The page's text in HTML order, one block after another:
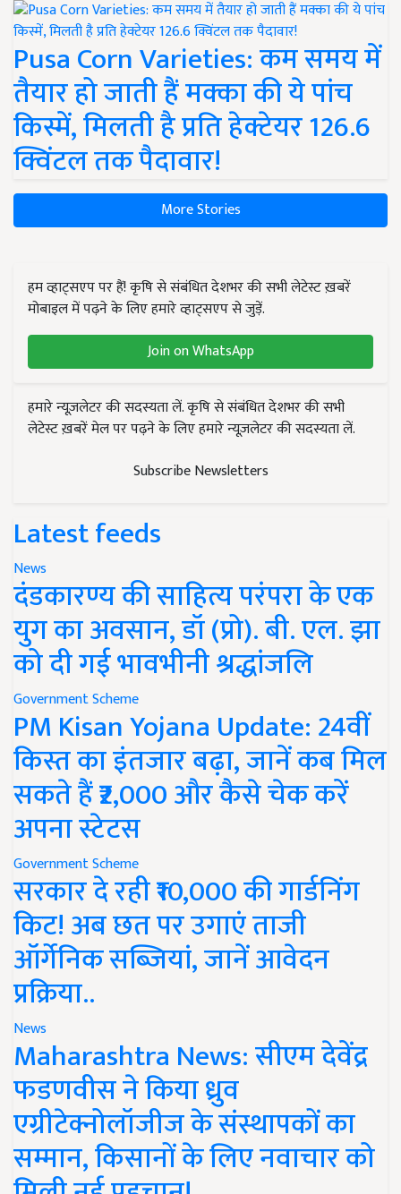
Pusa Corn Varieties: कम समय में
तैयार हो जाती हैं मक्का की ये पांच
किस्में, मिलती है प्रति हेक्टेयर 126.6
क्विंटल तक पैदावार!
More Stories
हम व्हाट्सएप पर हैं! कृषि से संबंधित देशभर की सभी लेटेस्ट ख़बरें
मोबाइल में पढ़ने के लिए हमारे व्हाट्सएप से जुड़ें.
Join on WhatsApp
हमारे न्यूज़लेटर की सदस्यता लें. कृषि से संबंधित देशभर की सभी
लेटेस्ट ख़बरें मेल पर पढ़ने के लिए हमारे न्यूज़लेटर की सदस्यता लें.
Subscribe Newsletters
Latest feeds
News
दंडकारण्य की साहित्य परंपरा के एक
युग का अवसान, डॉ (प्रो). बी. एल. झा
को दी गई भावभीनी श्रद्धांजलि
Government Scheme
PM Kisan Yojana Update: 24वीं
किस्त का इंतजार बढ़ा, जानें कब मिल
सकते हैं ₹2,000 और कैसे चेक करें
अपना स्टेटस
Government Scheme
सरकार दे रही ₹10,000 की गार्डनिंग
किट! अब छत पर उगाएं ताजी
ऑर्गेनिक सब्जियां, जानें आवेदन
प्रक्रिया..
News
Maharashtra News: सीएम देवेंद्र
फडणवीस ने किया ध्रुव
एग्रीटेक्नोलॉजीज के संस्थापकों का
सम्मान, किसानों के लिए नवाचार को